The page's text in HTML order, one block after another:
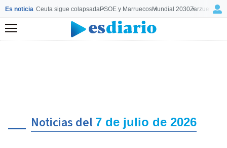
Es noticia Ceuta sigue colapsadaPSOE y MarruecosMundial 2030Zarzuela y
Menú
Noticias del 7 de julio de 2026